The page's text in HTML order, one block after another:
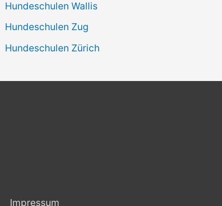
Hundeschulen Wallis
Hundeschulen Zug
Hundeschulen Zürich
Impressum